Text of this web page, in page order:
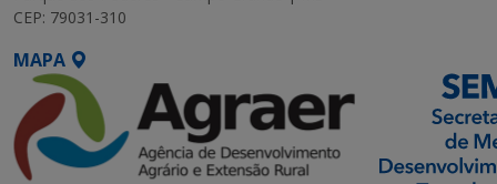
CEP: 79031-310
MAPA